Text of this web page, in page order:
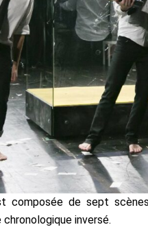
composée de sept
inversé.